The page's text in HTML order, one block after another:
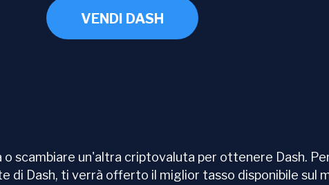
VENDI DASH
scambiare un'altra criptovaluta per ottenere Dash.
di Dash, ti verrà offerto il miglior tasso disponibile sul